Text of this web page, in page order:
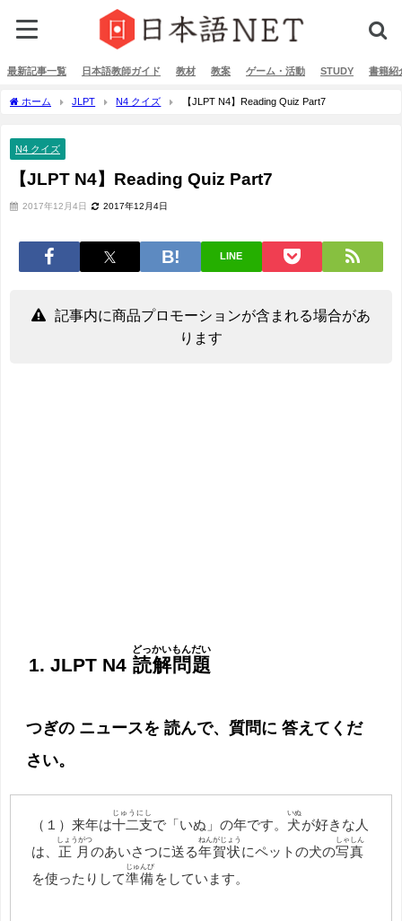
最新記事一覧 日本語教師ガイド 教材 教案 ゲーム・活動 STUDY 書籍紹
ホーム JLPT N4 クイズ 【JLPT N4】Reading Quiz Part7
N4 クイズ
【JLPT N4】Reading Quiz Part7
2017年12月4日 2017年12月4日
LINE
記事内に商品プロモーションが含まれる場合があ
ります
1. JLPT N4 読解問題
どっかいもんだい
つぎの ニュースを 読んで、質問に 答えてくだ
さい。
（１）来年は十二支
じゅうにし
で「いぬ」の年です。 犬
いぬ
が好きな人
は、 正月
しょうがつ
のあいさつに送る年賀状
ねんがじょう
にペットの犬の写真
しゃしん
を使ったりして準備
じゅんび
をしています。